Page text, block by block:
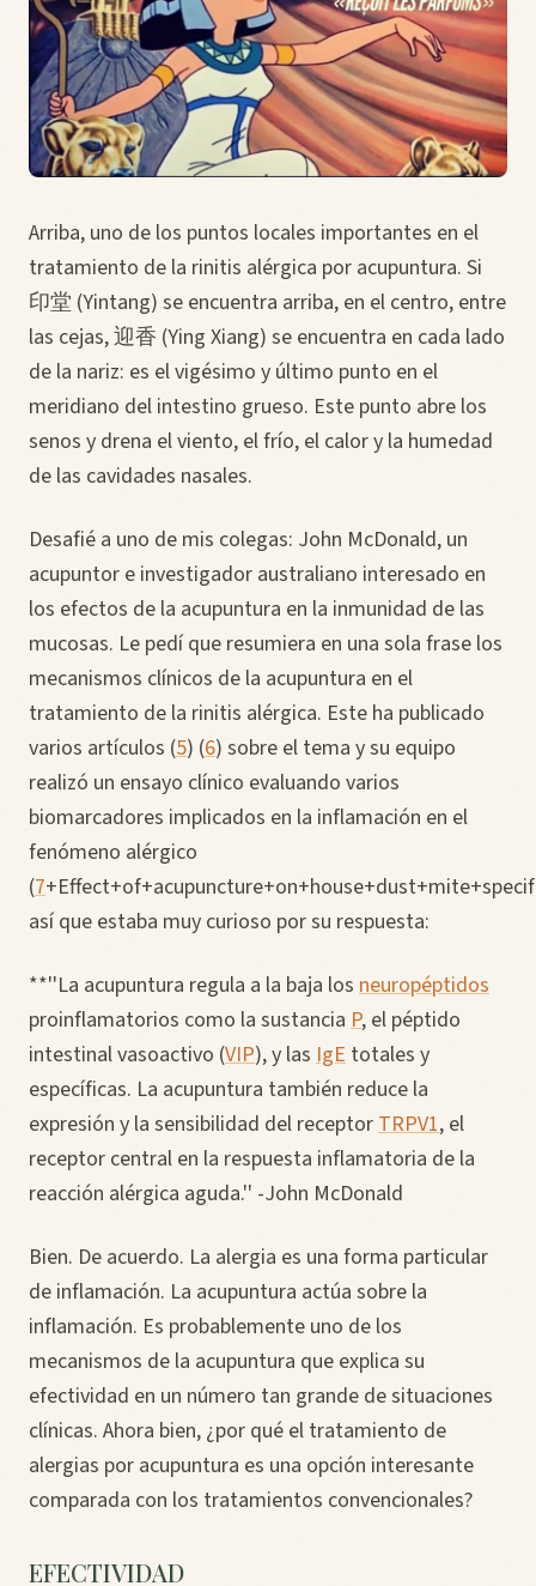
Arriba, uno de los puntos locales importantes en el
tratamiento de la rinitis alérgica por acupuntura. Si
印堂 (Yintang) se encuentra arriba, en el centro, entre
las cejas, 迎香 (Ying Xiang) se encuentra en cada lado
de la nariz: es el vigésimo y último punto en el
meridiano del intestino grueso. Este punto abre los
senos y drena el viento, el frío, el calor y la humedad
de las cavidades nasales.
Desafié a uno de mis colegas: John McDonald, un
acupuntor e investigador australiano interesado en
los efectos de la acupuntura en la inmunidad de las
mucosas. Le pedí que resumiera en una sola frase los
mecanismos clínicos de la acupuntura en el
tratamiento de la rinitis alérgica. Este ha publicado
varios artículos (5) (6) sobre el tema y su equipo
realizó un ensayo clínico evaluando varios
biomarcadores implicados en la inflamación en el
fenómeno alérgico
(7
así que estaba muy curioso por su respuesta:
**''La acupuntura regula a la baja los neuropéptidos
proinflamatorios como la sustancia P, el péptido
intestinal vasoactivo (VIP), y las IgE totales y
específicas. La acupuntura también reduce la
expresión y la sensibilidad del receptorTRPV1, el
receptor central en la respuesta inflamatoria de la
reacción alérgica aguda.'' -John McDonald
Bien. De acuerdo. La alergia es una forma particular
de inflamación. La acupuntura actúa sobre la
inflamación. Es probablemente uno de los
mecanismos de la acupuntura que explica su
efectividad en un número tan grande de situaciones
clínicas. Ahora bien, ¿por qué el tratamiento de
alergias por acupuntura es una opción interesante
comparada con los tratamientos convencionales?
EFECTIVIDAD